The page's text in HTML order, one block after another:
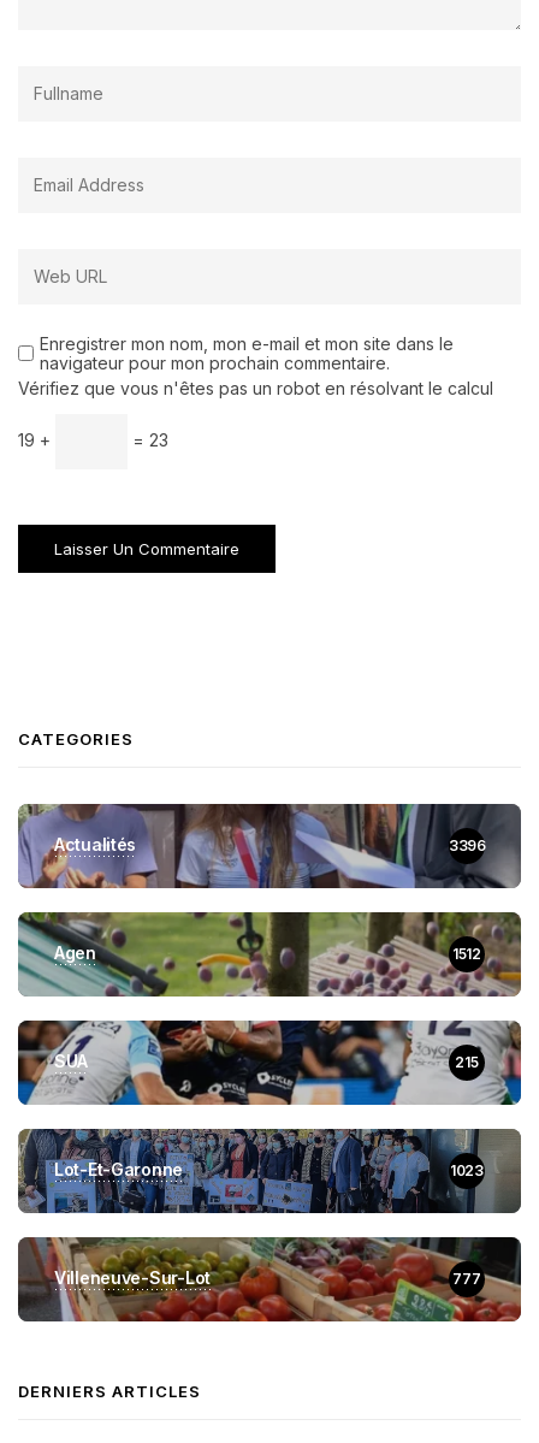
Enregistrer mon nom, mon e-mail et mon site dans le
navigateur pour mon prochain commentaire.
Vérifiez que vous n'êtes pas un robot en résolvant le calcul
19 + = 23
CATEGORIES
Actualités 3396
Agen 1512
SUA 215
Lot-Et-Garonne 1023
Villeneuve-Sur-Lot 777
DERNIERS ARTICLES